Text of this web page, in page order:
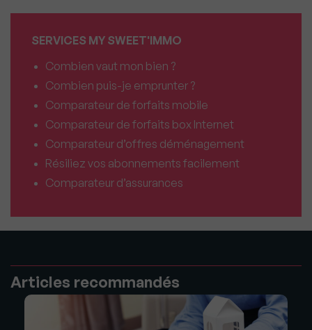
SERVICES MY SWEET'IMMO
Combien vaut mon bien ?
Combien puis-je emprunter ?
Comparateur de forfaits mobile
Comparateur de forfaits box Internet
Comparateur d’offres déménagement
Résiliez vos abonnements facilement
Comparateur d’assurances
Articles recommandés